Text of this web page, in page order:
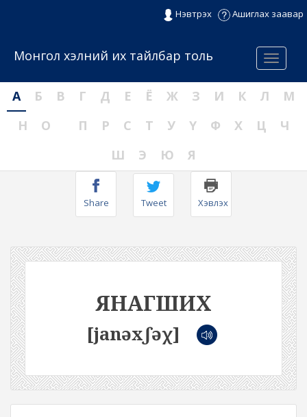
Нэвтрэх Ашиглах заавар
Menu
Монгол хэлний их тайлбар толь
А Б В Г Д Е Ё Ж З И К Л
М
Н
О П Р С Т У Ү Ф Х Ц
Ч
Ш
Э Ю Я
Share Tweet Хэвлэх
ЯНАГШИХ
[janəxʃəχ]